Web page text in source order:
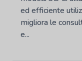
ed efficiente
migliora le
e...